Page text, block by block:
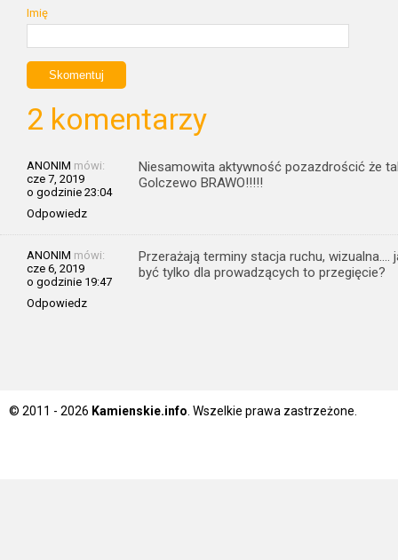
Imię
2 komentarzy
ANONIM mówi:
cze 7, 2019
o godzinie 23:04
Odpowiedz
Niesamowita aktywność pozazdrościć że
Golczewo BRAWO!!!!!
ANONIM mówi:
cze 6, 2019
o godzinie 19:47
Odpowiedz
Przerażają terminy stacja ruchu,
być tylko dla prowadzących to przegięcie?
© 2011 - 2026 Kamienskie.info . Wszelkie prawa zastrzeżone.